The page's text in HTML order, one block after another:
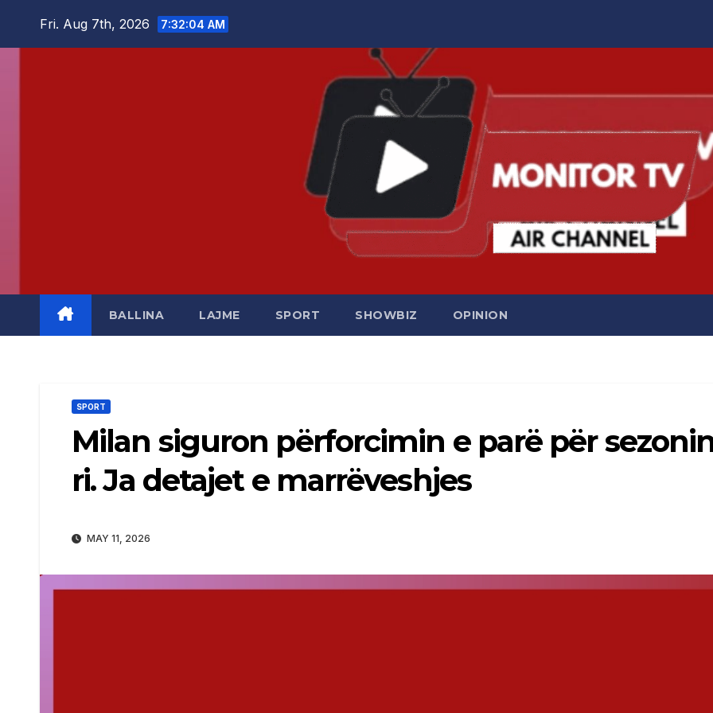
Fri. Aug 7th, 2026 7:32:05 AM
BALLINA LAJME SPORT SHOWBIZ OPINION
SPORT
Milan siguron përforcimin e parë për
ri. Ja detajet e marrëveshjes
MAY 11, 2026